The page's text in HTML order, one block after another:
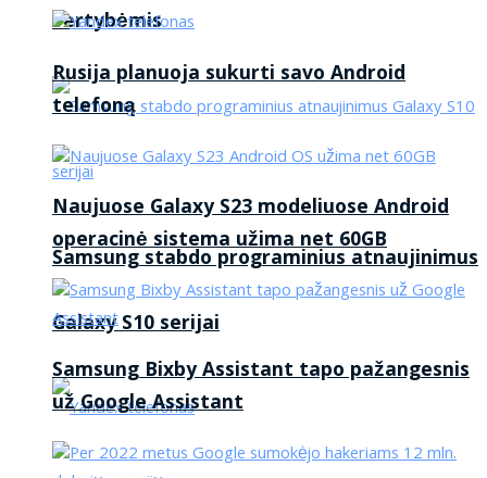
vertybėmis
Samsung stabdo programinius atnaujinimus
Galaxy S10 serijai
Rusija planuoja sukurti savo Android
telefoną
Naujuose Galaxy S23 modeliuose Android
operacinė sistema užima net 60GB
Samsung Bixby Assistant tapo pažangesnis
už Google Assistant